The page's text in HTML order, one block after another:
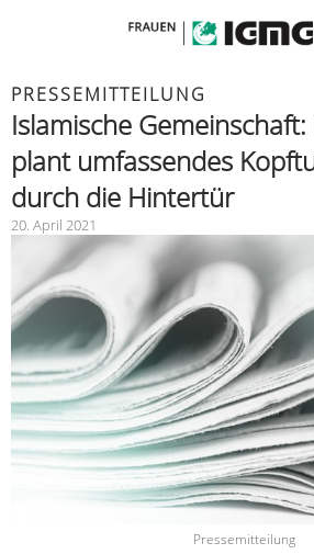
PRESSEMITTEILUNG
Islamische
plant umfassendes
durch die Hintertür
20. April 2021
Pressemitteilung